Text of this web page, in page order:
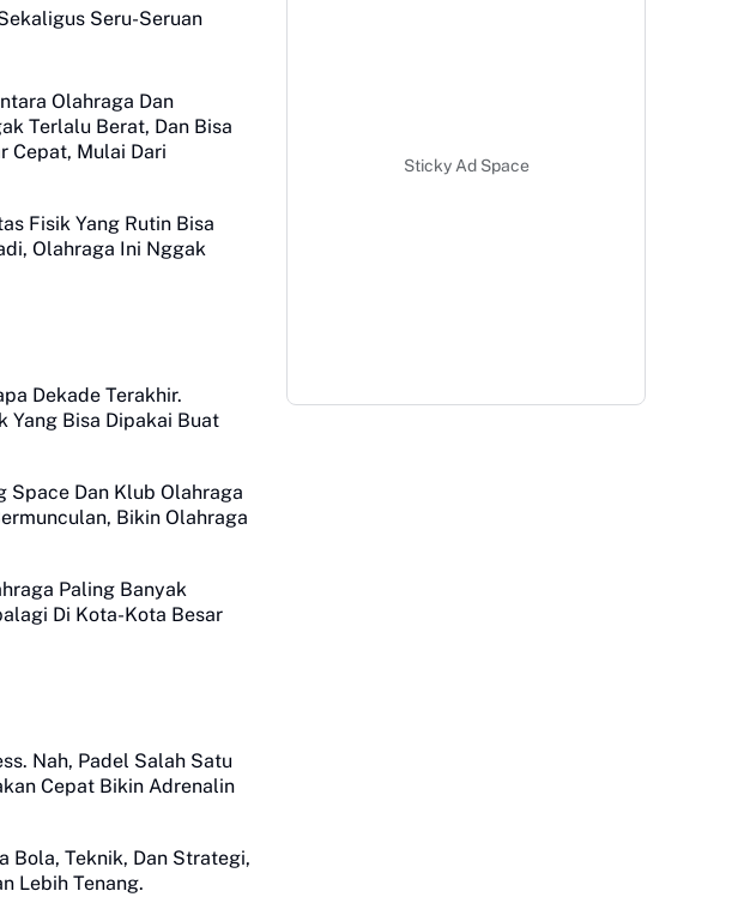
Seru-Seruan
Olahraga Dan
Terlalu Berat, Dan Bisa
Cepat, Mulai Dari
Fisik Yang Rutin Bisa
Olahraga Ini Nggak
Dekade Terakhir.
Yang Bisa Dipakai Buat
Space Dan Klub Olahraga
Bikin Olahraga
Paling Banyak
Di Kota-Kota Besar
Nah, Padel Salah Satu
Cepat Bikin Adrenalin
Bola, Teknik, Dan Strategi,
Lebih Tenang.
Sticky Ad Space